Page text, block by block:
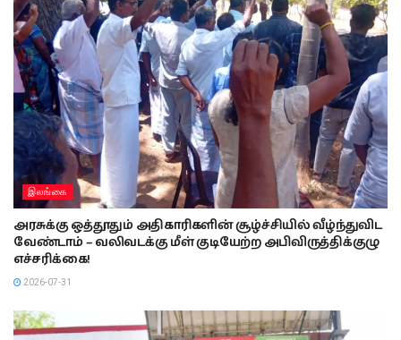
இலங்கை
அரசுக்கு ஒத்தூதும் அதிகாரிகளின் சூழ்ச்சியில் வீழ்ந்துவிட
வேண்டாம் – வலிவடக்கு மீள் குடியேற்ற அபிவிருத்திக்குழு
எச்சரிக்கை!
2026-07-31